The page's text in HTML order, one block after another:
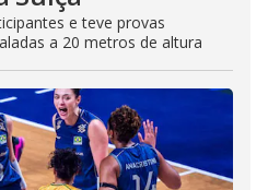
e teve provas
a 20 metros de altura